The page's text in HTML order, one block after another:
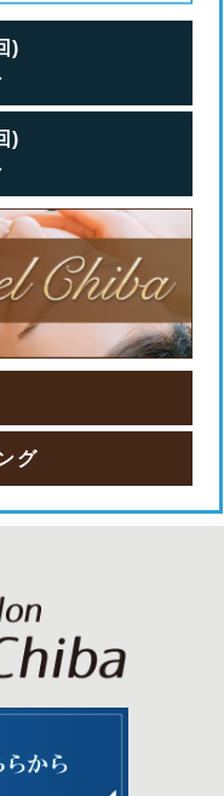
)
)
グ